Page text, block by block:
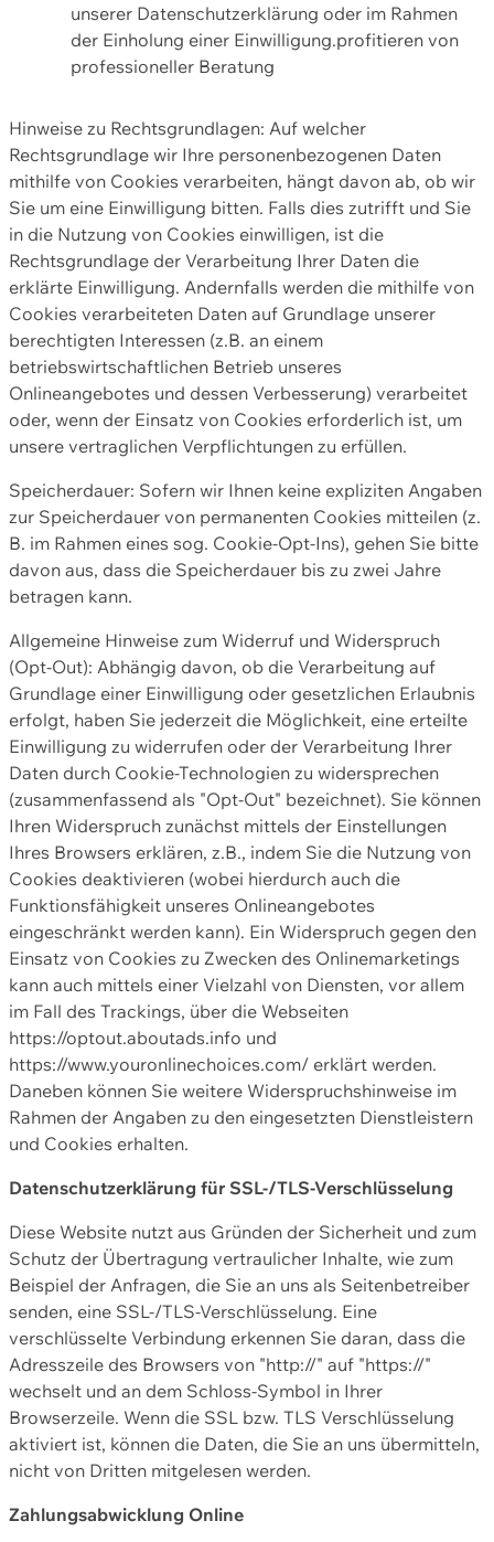
unserer Datenschutzerklärung oder im Rahmen
der Einholung einer Einwilligung.profitieren von
professioneller Beratung
Hinweise zu Rechtsgrundlagen: Auf welcher
Rechtsgrundlage wir Ihre personenbezogenen Daten
mithilfe von Cookies verarbeiten, hängt davon ab, ob wir
Sie um eine Einwilligung bitten. Falls dies zutrifft und Sie
in die Nutzung von Cookies einwilligen, ist die
Rechtsgrundlage der Verarbeitung Ihrer Daten die
erklärte Einwilligung. Andernfalls werden die mithilfe von
Cookies verarbeiteten Daten auf Grundlage unserer
berechtigten Interessen (z.B. an einem
betriebswirtschaftlichen Betrieb unseres
Onlineangebotes und dessen Verbesserung) verarbeitet
oder, wenn der Einsatz von Cookies erforderlich ist, um
unsere vertraglichen Verpflichtungen zu erfüllen.
Speicherdauer: Sofern wir Ihnen keine expliziten Angaben
zur Speicherdauer von permanenten Cookies mitteilen (z.
B. im Rahmen eines sog. Cookie-Opt-Ins), gehen Sie bitte
davon aus, dass die Speicherdauer bis zu zwei Jahre
betragen kann.
Allgemeine Hinweise zum Widerruf und Widerspruch
(Opt-Out): Abhängig davon, ob die Verarbeitung auf
Grundlage einer Einwilligung oder gesetzlichen Erlaubnis
erfolgt, haben Sie jederzeit die Möglichkeit, eine erteilte
Einwilligung zu widerrufen oder der Verarbeitung Ihrer
Daten durch Cookie-Technologien zu widersprechen
(zusammenfassend als "Opt-Out" bezeichnet). Sie können
Ihren Widerspruch zunächst mittels der Einstellungen
Ihres Browsers erklären, z.B., indem Sie die Nutzung von
Cookies deaktivieren (wobei hierdurch auch die
Funktionsfähigkeit unseres Onlineangebotes
eingeschränkt werden kann). Ein Widerspruch gegen den
Einsatz von Cookies zu Zwecken des Onlinemarketings
kann auch mittels einer Vielzahl von Diensten, vor allem
im Fall des Trackings, über die Webseiten
https://optout.aboutads.info und
https://www.youronlinechoices.com/ erklärt werden.
Daneben können Sie weitere Widerspruchshinweise im
Rahmen der Angaben zu den eingesetzten Dienstleistern
und Cookies erhalten.
Datenschutzerklärung für SSL-/TLS-Verschlüsselung
Diese Website nutzt aus Gründen der Sicherheit und zum
Schutz der Übertragung vertraulicher Inhalte, wie zum
Beispiel der Anfragen, die Sie an uns als Seitenbetreiber
senden, eine SSL-/TLS-Verschlüsselung. Eine
verschlüsselte Verbindung erkennen Sie daran, dass die
Adresszeile des Browsers von "http://" auf "https://"
wechselt und an dem Schloss-Symbol in Ihrer
Browserzeile. Wenn die SSL bzw. TLS Verschlüsselung
aktiviert ist, können die Daten, die Sie an uns übermitteln,
nicht von Dritten mitgelesen werden.
Zahlungsabwicklung Online